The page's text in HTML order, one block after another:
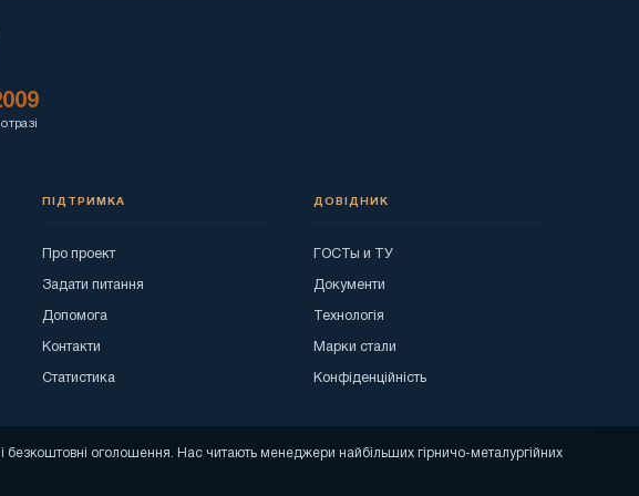
ПІДТРИМКА
Про проект
Задати питання
Допомога
Контакти
Статистика
ДОВІДНИК
ГОСТы и ТУ
Документи
Технологія
Марки стали
Конфіденційність
безкоштовні оголошення. Нас читають менеджери найбільших гірничо-металургійних